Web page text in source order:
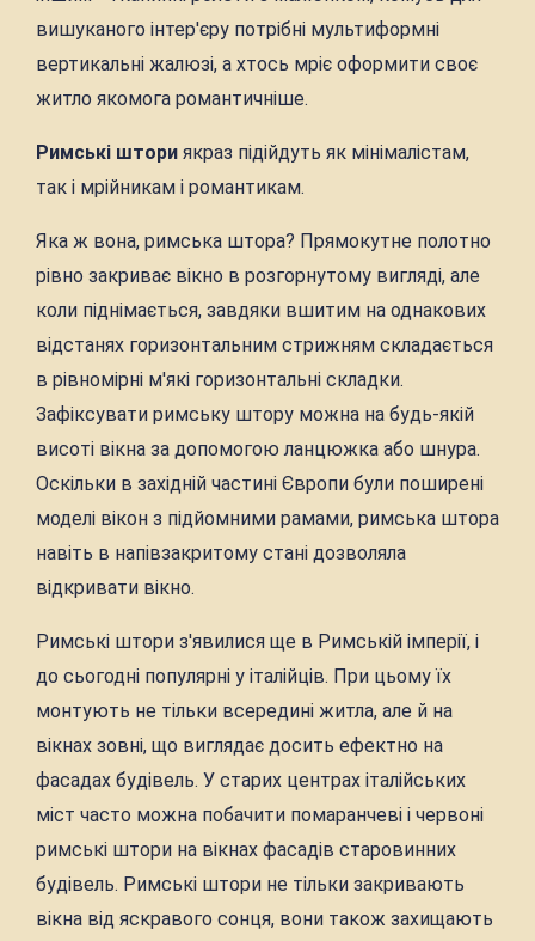
вишуканого інтер'єру потрібні мультиформні
вертикальні жалюзі, а хтось мріє оформити своє
житло якомога романтичніше.
Римські штори якраз підійдуть як мінімалістам,
так і мрійникам і романтикам.
Яка ж вона, римська штора? Прямокутне полотно
рівно закриває вікно в розгорнутому вигляді, але
коли піднімається, завдяки вшитим на однакових
відстанях горизонтальним стрижням складається
в рівномірні м'які горизонтальні складки.
Зафіксувати римську штору можна на будь-якій
висоті вікна за допомогою ланцюжка або шнура.
Оскільки в західній частині Європи були поширені
моделі вікон з підйомними рамами, римська штора
навіть в напівзакритому стані дозволяла
відкривати вікно.
Римські штори з'явилися ще в Римській імперії, і
до сьогодні популярні у італійців. При цьому їх
монтують не тільки всередині житла, але й на
вікнах зовні, що виглядає досить ефектно на
фасадах будівель. У старих центрах італійських
міст часто можна побачити помаранчеві і червоні
римські штори на вікнах фасадів старовинних
будівель. Римські штори не тільки закривають
вікна від яскравого сонця, вони також захищають